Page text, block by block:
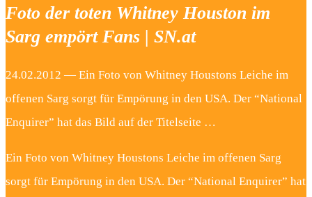
Foto der toten Whitney Houston im
Sarg empört Fans | SN.at
24.02.2012 — Ein Foto von Whitney Houstons Leiche im
offenen Sarg sorgt für Empörung in den USA. Der “National
Enquirer” hat das Bild auf der Titelseite …
Ein Foto von Whitney Houstons Leiche im offenen Sarg
sorgt für Empörung in den USA. Der “National Enquirer” hat